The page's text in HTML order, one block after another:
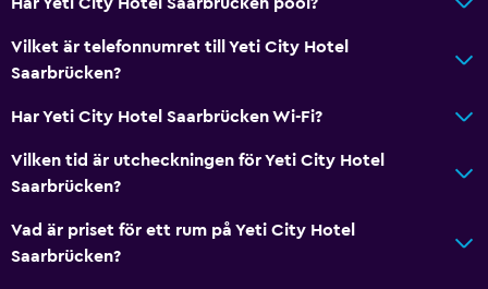
Daglig städning
Vilket är telefonnumret till Yeti City Hotel
Saarbrücken?
Har Yeti City Hotel Saarbrücken Wi-Fi?
Vilken tid är utcheckningen för Yeti City Hotel
Saarbrücken?
Vad är priset för ett rum på Yeti City Hotel
Saarbrücken?